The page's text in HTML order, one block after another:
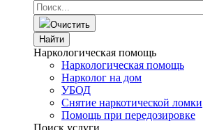
Очистить
Найти
Наркологическая помощь
Наркологическая помощь
Нарколог на дом
УБОД
Снятие наркотической ломки
Помощь при передозировке
Поиск услуги